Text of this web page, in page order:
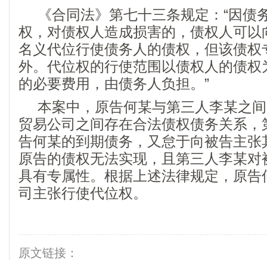
《合同法》第七十三条规定：“因
权，对债权人造成损害的，债权人可
名义代位行使债务人的债权，但该债
外。代位权的行使范围以债权人的债
的必要费用，由债务人负担。”
本案中，原告何某与第三人李某之
贸易公司之间存在合法债权债务关系
告何某的到期债务，又怠于向被告主
原告的债权无法实现，且第三人李某
具有专属性。根据上述法律规定，原
司主张行使代位权。
原文链接：